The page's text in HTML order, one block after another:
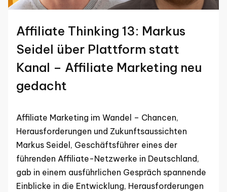
Affiliate Thinking 13: Markus
Seidel über Plattform statt
Kanal – Affiliate Marketing neu
gedacht
Affiliate Marketing im Wandel – Chancen,
Herausforderungen und Zukunftsaussichten
Markus Seidel, Geschäftsführer eines der
führenden Affiliate-Netzwerke in Deutschland,
gab in einem ausführlichen Gespräch spannende
Einblicke in die Entwicklung, Herausforderungen